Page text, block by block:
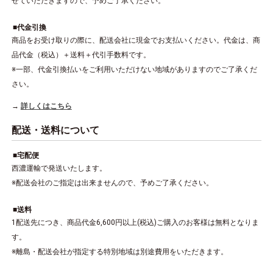
代金引換
商品をお受け取りの際に、配送会社に現金でお支払いください。代金は、商
品代金（税込）＋送料＋代引手数料です。
※一部、代金引換払いをご利用いただけない地域がありますのでご了承くだ
さい。
詳しくはこちら
配送・送料について
宅配便
西濃運輸で発送いたします。
※配送会社のご指定は出来ませんので、予めご了承ください。
送料
1配送先につき、商品代金6,600円以上(税込)ご購入のお客様は無料となりま
す。
※離島・配送会社が指定する特別地域は別途費用をいただきます。